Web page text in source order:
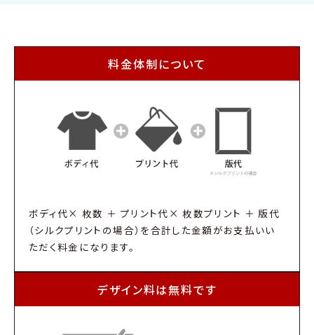
料金体制について
ボディ代× 枚数 ＋ プリント代× 枚数プリント ＋ 版代
（シルクプリントの場合）を合計した金額がお支払いい
ただく料金になります。
デザイン料は無料です